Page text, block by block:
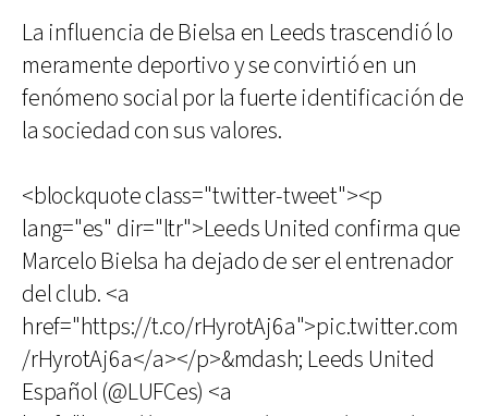
La influencia de Bielsa en Leeds trascendió lo
meramente deportivo y se convirtió en un
fenómeno social por la fuerte identificación de
la sociedad con sus valores.
<blockquote class="twitter-tweet"><p
lang="es" dir="ltr">Leeds United confirma que
Marcelo Bielsa ha dejado de ser el entrenador
del club. <a
href="https://t.co/rHyrotAj6a">pic.twitter.com
/rHyrotAj6a</a></p>&mdash; Leeds United
Español (@LUFCes) <a